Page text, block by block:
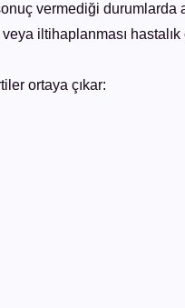
vermediği
veya iltihaplanması
ortaya çıkar: